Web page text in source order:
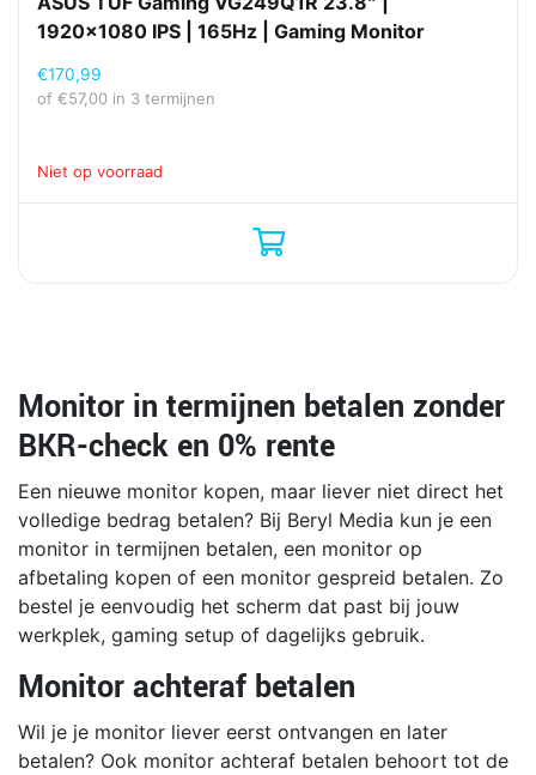
1920×1080 IPS | 165Hz | Gaming Monitor
€170,99
of €57,00 in 3 termijnen
Niet op voorraad
Monitor in termijnen betalen zonder
BKR-check en 0% rente
Een nieuwe monitor kopen, maar liever niet direct het
volledige bedrag betalen? Bij Beryl Media kun je een
monitor in termijnen betalen, een monitor op
afbetaling kopen of een monitor gespreid betalen. Zo
bestel je eenvoudig het scherm dat past bij jouw
werkplek, gaming setup of dagelijks gebruik.
Monitor achteraf betalen
Wil je je monitor liever eerst ontvangen en later
betalen? Ook monitor achteraf betalen behoort tot de